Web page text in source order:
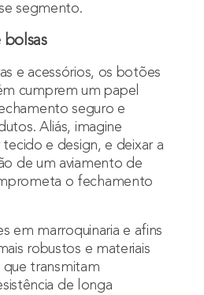
segmento.
bolsas
e acessórios, os botões
cumprem um papel
seguro e
Aliás, imagine
e design, e deixar a
de um aviamento de
o fechamento
em marroquinaria e afins
robustos e materiais
que transmitam
de longa